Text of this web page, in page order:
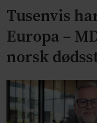
Tusenvis
Europa –
norsk